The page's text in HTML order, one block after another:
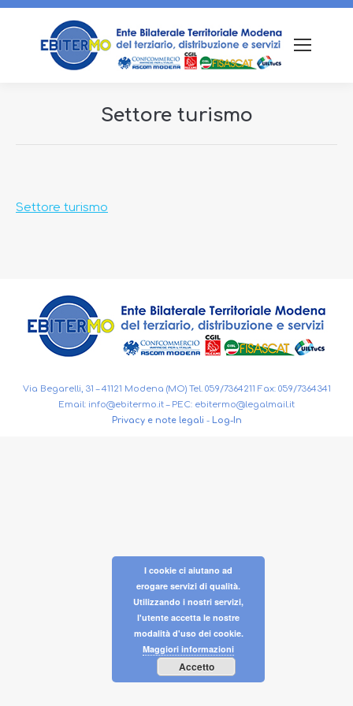
Settore turismo
Settore turismo
Via Begarelli, 31 – 41121 Modena (MO) Tel. 059/7364211 Fax: 059/7364341
Email: info@ebitermo.it– PEC: ebitermo@legalmail.it
Privacy e note legali - Log-In
I cookie ci aiutano ad
erogare servizi di qualità.
Utilizzando i nostri servizi,
l'utente accetta le nostre
modalità d'uso dei cookie.
Maggiori informazioni
Accetto